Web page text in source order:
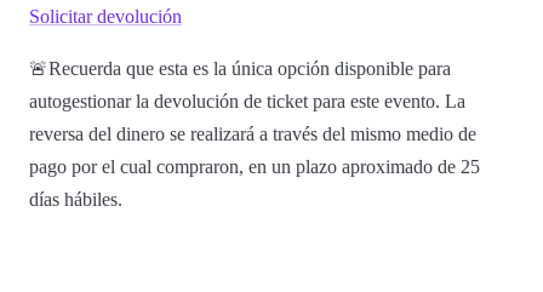
Solicitar devolución
🚨Recuerda que esta es la única opción disponible para
autogestionar la devolución de ticket para este evento. La
reversa del dinero se realizará a través del mismo medio de
pago por el cual compraron, en un plazo aproximado de 25
días hábiles.